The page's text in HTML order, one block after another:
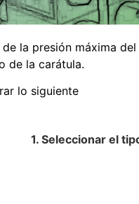
la presión máxima
de la carátula.
lo siguiente
1. Seleccionar el